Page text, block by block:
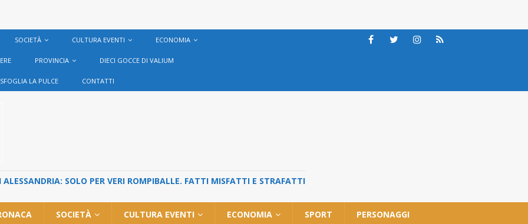
SOCIETÀ CULTURA EVENTI ECONOMIA
PROVINCIA DIECI GOCCE DI VALIUM
SFOGLIA LA PULCE CONTATTI
SOLO PER VERI ROMPIBALLE. FATTI MISFATTI E STRAFATTI
SOCIETÀ CULTURA EVENTI ECONOMIA SPORT PERSONAGGI